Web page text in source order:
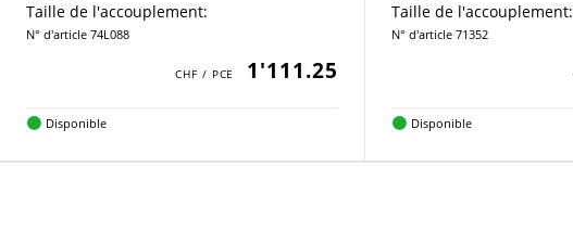
Taille de l'accouplement:
N° d'article 74L088
1'111.25
Disponible
Taille de l'accouplement:
N° d'article 71352
Disponible